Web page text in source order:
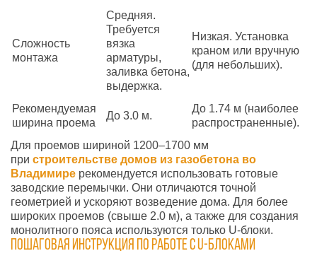
Сложность
монтажа
Средняя.
Требуется
вязка
арматуры,
заливка бетона,
выдержка.
Низкая. Установка
краном или вручную
(для небольших).
Рекомендуемая
ширина проема
До 3.0 м.
До 1.74 м (наиболее
распространенные).
Для проемов шириной 1200–1700 мм
при строительстве домов из газобетона во
Владимире рекомендуется использовать готовые
заводские перемычки. Они отличаются точной
геометрией и ускоряют возведение дома. Для более
широких проемов (свыше 2.0 м), а также для создания
монолитного пояса используются только U-блоки.
Пошаговая инструкция по работе с U-блоками